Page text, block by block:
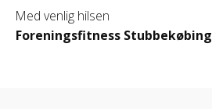
Med venlig hilsen
Foreningsfitness Stubbekøbing